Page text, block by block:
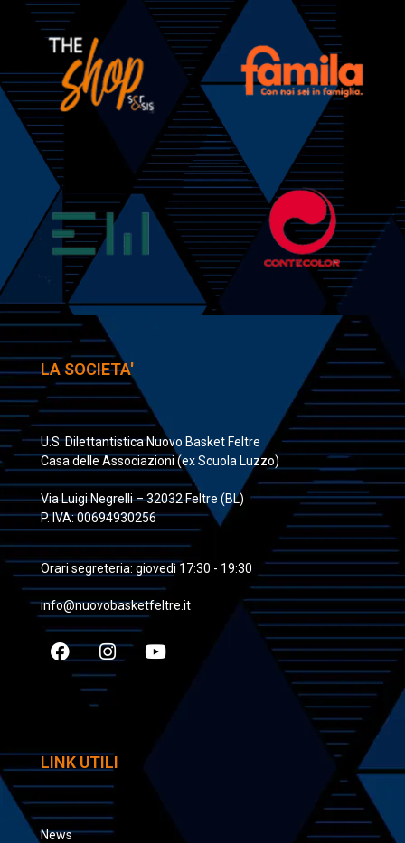
LA SOCIETA'
U.S. Dilettantistica Nuovo Basket Feltre
Casa delle Associazioni (ex Scuola Luzzo)
Via Luigi Negrelli – 32032 Feltre (BL)
P. IVA: 00694930256
Orari segreteria: giovedì 17:30 - 19:30
info@nuovobasketfeltre.it
LINK UTILI
News